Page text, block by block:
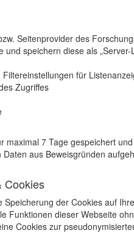
Seitenprovider des
und speichern diese als
Filtereinstellungen für
Zugriffes
maximal 7 Tage gespeichert
aus Beweisgründen
Cookies
Speicherung der Cookies auf
Funktionen dieser Webseite
Cookies zur